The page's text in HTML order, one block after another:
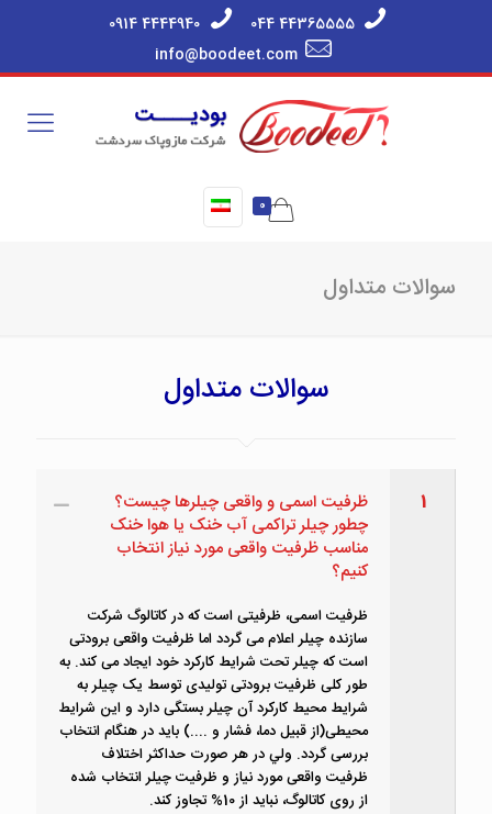
044 44365555
0914 4444940
info@boodeet.com
0
سوالات متداول
سوالات متداول
1
ظرفیت اسمی و واقعی چیلرها چیست؟
چطور چیلر تراکمی آب خنک یا هوا خنک
مناسب ظرفیت واقعی مورد نیاز انتخاب
کنیم؟
ظرفیت اسمی، ظرفیتی است که در کاتالوگ شرکت
سازنده چیلر اعلام می گردد اما ظرفیت واقعی برودتی
است که چیلر تحت شرایط کارکرد خود ایجاد می کند. به
طور کلی ظرفیت برودتی تولیدی توسط یک چیلر به
شرایط محیط کارکرد آن چیلر بستگی دارد و این شرایط
محیطی(از قبیل دما، فشار و ....) باید در هنگام انتخاب
بررسی گردد. ولي در هر صورت حداکثر اختلاف
ظرفیت واقعی مورد نیاز و ظرفیت چیلر انتخاب شده
از روی کاتالوگ، نبايد از 10% تجاوز کند.